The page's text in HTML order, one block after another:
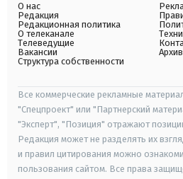
О нас
Редакция
Редакционная политика
О телеканале
Телеведущие
Вакансии
Структура собственности
Архив
Все коммерческие рекламные
"Спецпроект" или "Партнерский
"Эксперт", "Позиция" отражают
Редакция может не разделять их
и правил цитирования можно
пользования сайтом. Все права